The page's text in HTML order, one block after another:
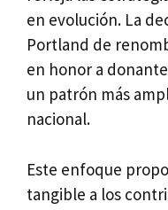
en evolución. La
Portland de
en honor a
un patrón más
nacional.
Este enfoque
tangible a los